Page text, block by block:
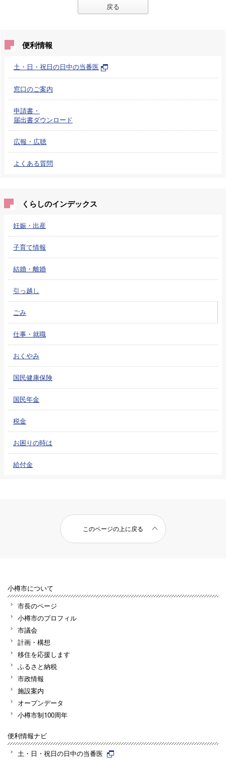
戻る
便利情報
土・日・祝日の日中の当番医
窓口のご案内
申請書・
届出書ダウンロード
広報・広聴
よくある質問
くらしのインデックス
妊娠・出産
子育て情報
結婚・離婚
引っ越し
ごみ
仕事・就職
おくやみ
国民健康保険
国民年金
税金
お困りの時は
給付金
このページの上に戻る
小樽市について
市長のページ
小樽市のプロフィル
市議会
計画・構想
移住を応援します
ふるさと納税
市政情報
施設案内
オープンデータ
小樽市制100周年
便利情報ナビ
土・日・祝日の日中の当番医